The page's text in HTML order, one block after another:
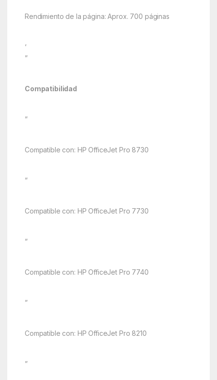
Rendimiento de la página: Aprox. 700 páginas
‘
”
Compatibilidad
”
Compatible con: HP OfficeJet Pro 8730
”
Compatible con: HP OfficeJet Pro 7730
”
Compatible con: HP OfficeJet Pro 7740
”
Compatible con: HP OfficeJet Pro 8210
”